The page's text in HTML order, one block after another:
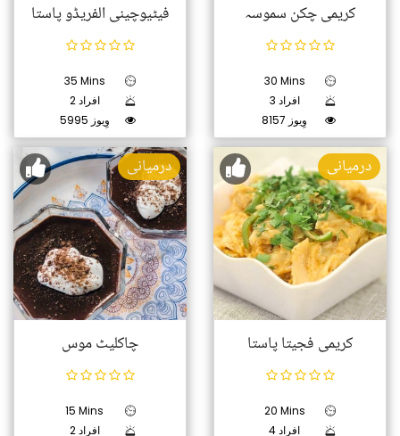
فیٹیوچینی الفریڈو پاستا
35 Mins
2 افراد
5995 وِیوز
کریمی چکن سموسہ
30 Mins
3 افراد
8157 وِیوز
درمیانی
چاکلیٹ موس
15 Mins
2 افراد
درمیانی
کریمی فجیتا پاستا
20 Mins
4 افراد